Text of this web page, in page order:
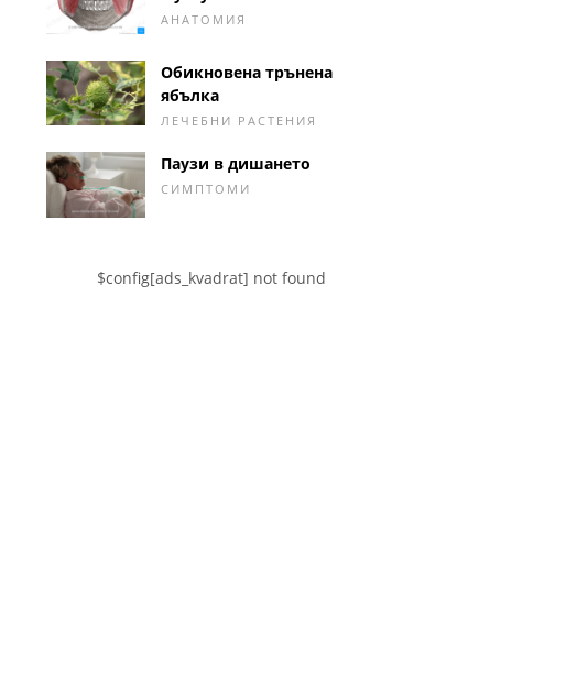
АНАТОМИЯ
Обикновена трънена
ябълка
ЛЕЧЕБНИ РАСТЕНИЯ
Паузи в дишането
СИМПТОМИ
$config[ads_kvadrat] not found